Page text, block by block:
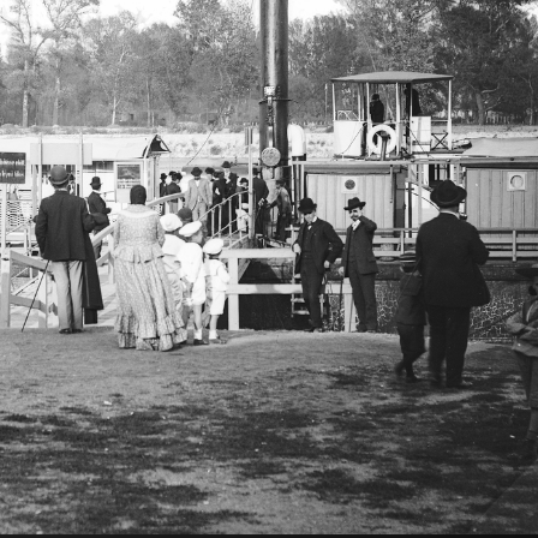
I. · budai Vár
Palota), Oroszlános kapu, háttérben a Nagy udvar.
1903 · Budapest V.
Széchenyi István (Ferenc József) tér, Deák Ferenc szobra (Huszár Adolf, 1887.), háttérben a Lloyd-palota.
1903 · Budapest I. · budai Vár
Savoyai terasz, Savoyai Jenő lovasszobra (Róna József, 1899.) a Királyi Palota (később Budavári Palota) előtt..
1903 ·
József nádor (József) tér, József nádor szobra
· budai Vár
Budavári Palota) előtt. Háttérben a Sándor-palota.
1903 · Budapest I.
Hunyadi János (Főherceg Albrecht) út, balra a budai Vár keleti támfala. Háttérben a Mátyás-templom és a Halászbástya.
1903 · Budapest I.
Dísz tér, Honvéd-szobor (Zala